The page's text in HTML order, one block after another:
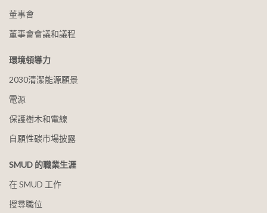
董事會
董事會會議和議程
環境領導力
2030清潔能源願景
電源
保護樹木和電線
自願性碳市場披露
SMUD 的職業生涯
在 SMUD 工作
搜尋職位